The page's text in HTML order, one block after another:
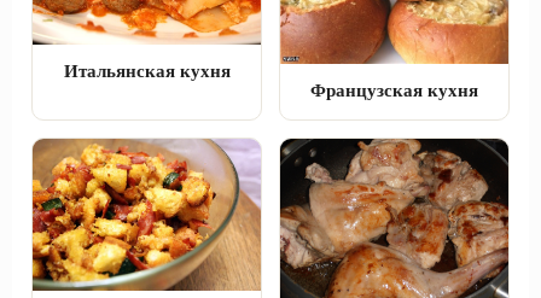
Итальянская кухня
Французская кухня